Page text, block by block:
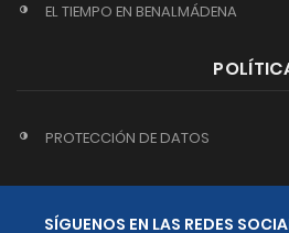
EL TIEMPO EN BENALMÁDENA
PROTECCIÓN DE DATOS
SÍGUENOS EN LAS REDES